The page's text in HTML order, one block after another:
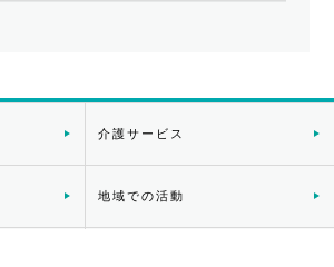
介護サービス
地域での活動